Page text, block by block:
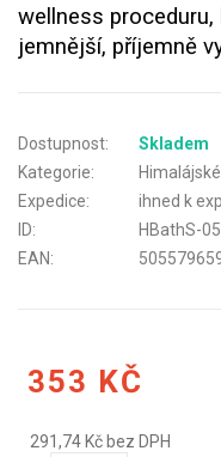
wellness
jemnější, příjemně
Dostupnost:
Skladem
Kategorie:
Expedice:
ihned k
ID:
HBathS-05
EAN:
353 KČ
291,74 Kč bez DPH